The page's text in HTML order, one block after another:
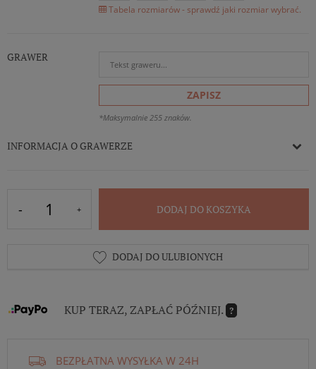
Tabela rozmiarów - sprawdź jaki rozmiar wybrać.
GRAWER
ZAPISZ
*Maksymalnie 255 znaków.
INFORMACJA O GRAWERZE
DODAJ DO KOSZYKA
DODAJ DO ULUBIONYCH
KUP TERAZ, ZAPŁAĆ PÓŹNIEJ. ?
BEZPŁATNA WYSYŁKA W 24H